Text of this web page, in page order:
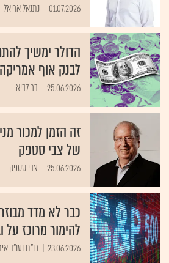
לבנק אוף
25.06.2026 בר לביא
של צבי סטפק
25.06.2026 צבי סטפק
להימור מרוכז על AI
23.06.2026 רו"ח ועו"ד